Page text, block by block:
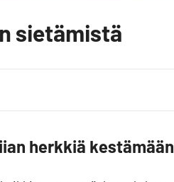
sietämistä
herkkiä